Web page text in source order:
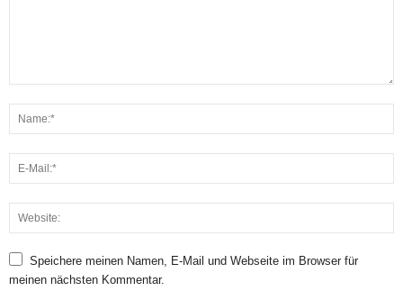
Speichere meinen Namen, E-Mail und Webseite im Browser für
meinen nächsten Kommentar.